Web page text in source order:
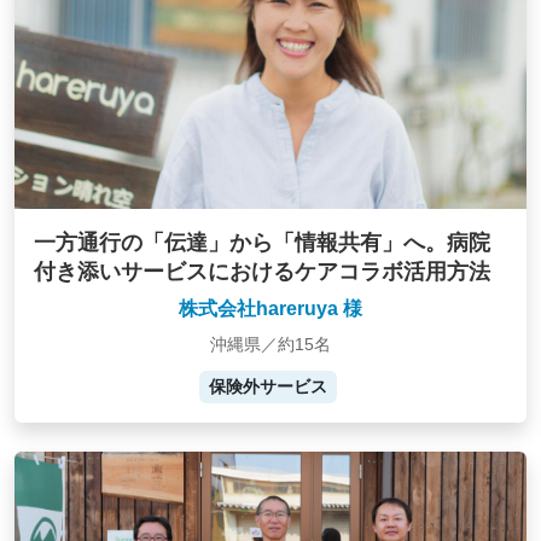
一方通行の「伝達」から「情報共有」へ。病院
付き添いサービスにおけるケアコラボ活用方法
株式会社hareruya 様
沖縄県／約15名
保険外サービス